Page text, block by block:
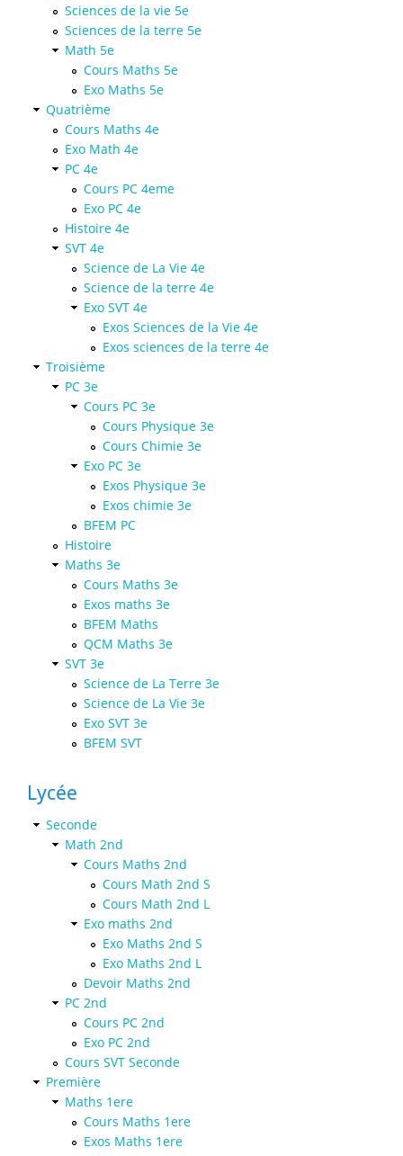
Sciences de la vie 5e
Sciences de la terre 5e
Math 5e
Cours Maths 5e
Exo Maths 5e
Quatrième
Cours Maths 4e
Exo Math 4e
PC 4e
Cours PC 4eme
Exo PC 4e
Histoire 4e
SVT 4e
Science de La Vie 4e
Science de la terre 4e
Exo SVT 4e
Exos Sciences de la Vie 4e
Exos sciences de la terre 4e
Troisième
PC 3e
Cours PC 3e
Cours Physique 3e
Cours Chimie 3e
Exo PC 3e
Exos Physique 3e
Exos chimie 3e
BFEM PC
Histoire
Maths 3e
Cours Maths 3e
Exos maths 3e
BFEM Maths
QCM Maths 3e
SVT 3e
Science de La Terre 3e
Science de La Vie 3e
Exo SVT 3e
BFEM SVT
Lycée
Seconde
Math 2nd
Cours Maths 2nd
Cours Math 2nd S
Cours Math 2nd L
Exo maths 2nd
Exo Maths 2nd S
Exo Maths 2nd L
Devoir Maths 2nd
PC 2nd
Cours PC 2nd
Exo PC 2nd
Cours SVT Seconde
Première
Maths 1ere
Cours Maths 1ere
Exos Maths 1ere